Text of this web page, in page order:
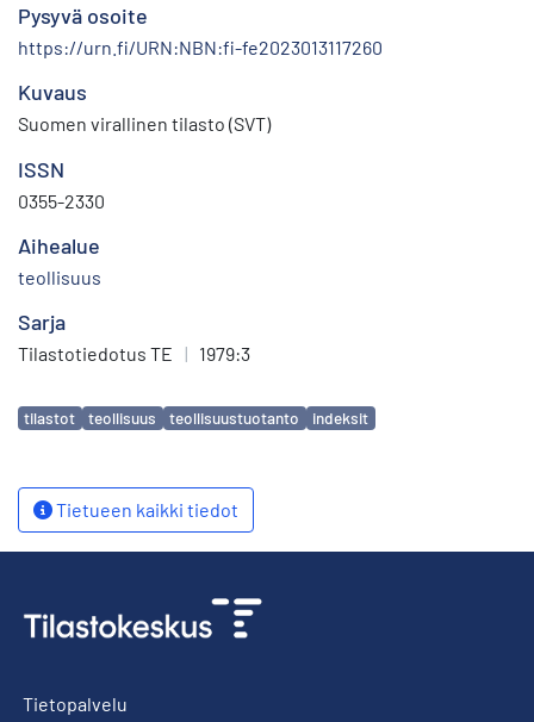
Pysyvä osoite
https://urn.fi/URN:NBN:fi-fe2023013117260
Kuvaus
Suomen virallinen tilasto (SVT)
ISSN
0355-2330
Aihealue
teollisuus
Sarja
Tilastotiedotus TE | 1979:3
Avainsanat
tilastot teollisuus teollisuustuotanto indeksit
Tietueen kaikki tiedot
Tietopalvelu